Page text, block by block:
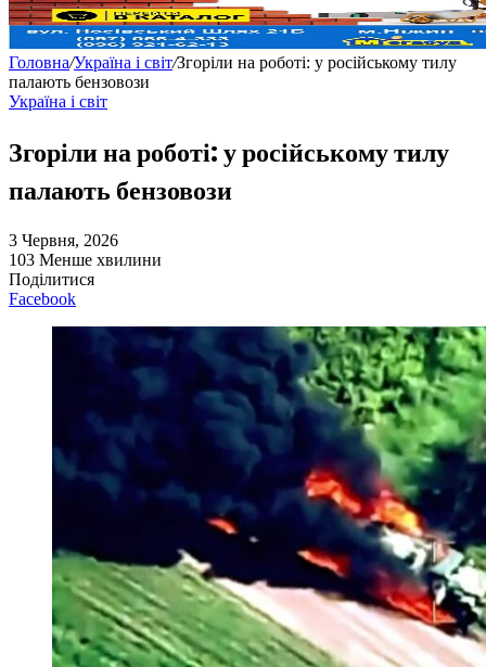
Головна/Україна і світ/Згоріли на роботі: у російському тилу
палають бензовози
Україна і світ
Згоріли на роботі: у російському тилу
палають бензовози
3 Червня, 2026
103 Менше хвилини
Поділитися
Facebook